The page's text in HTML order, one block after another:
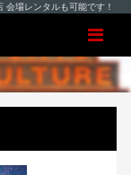
会場レンタルも可能です！